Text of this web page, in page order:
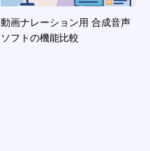
動画ナレーション用 合成音声
ソフトの機能比較